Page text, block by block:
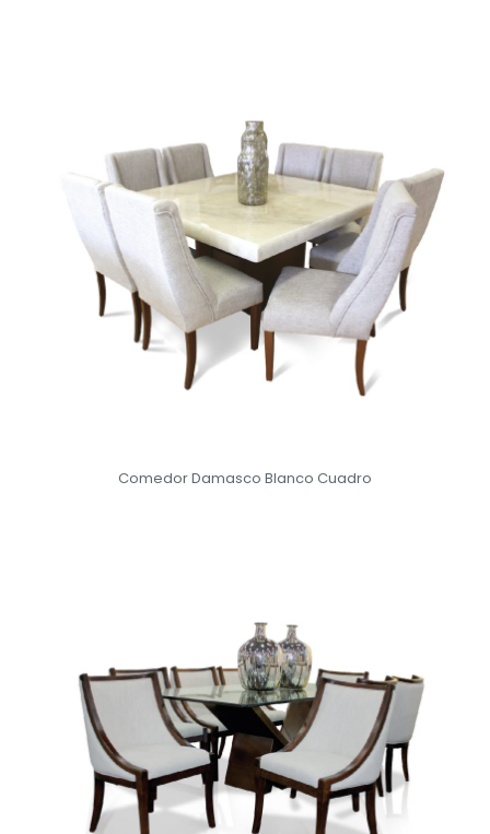
Comedor Damasco Blanco Cuadro